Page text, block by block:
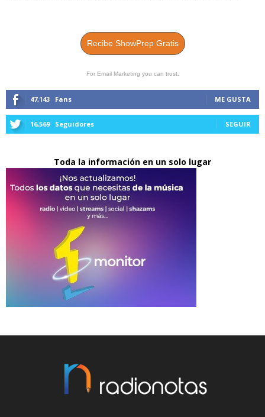
Recibe ShowPrep Gratis
For Email Marketing you can trust.
47,143 Fans ME GUSTA
16,569 Seguidores SEGUIR
Toda la información en un solo lugar